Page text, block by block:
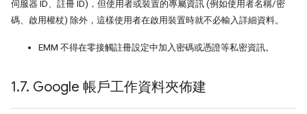
伺服器 ID、註冊 ID)，但使用者或裝置的專屬資訊 (例如使用者名稱/密
碼、啟用權杖) 除外，這樣使用者在啟用裝置時就不必輸入詳細資料。
EMM 不得在零接觸註冊設定中加入密碼或憑證等私密資訊。
1.7. Google 帳戶工作資料夾佈建